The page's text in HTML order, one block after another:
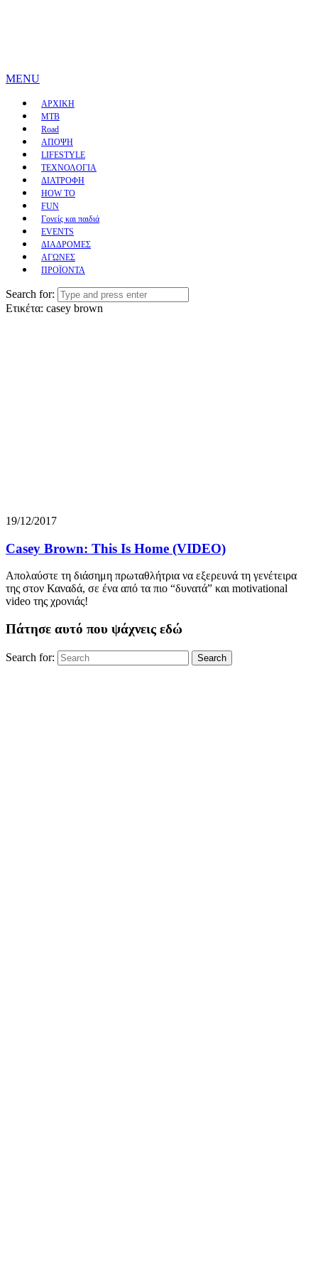
MENU
ΑΡΧΙΚΗ
MTB
Road
ΑΠΟΨΗ
LIFESTYLE
ΤΕΧΝΟΛΟΓΙΑ
ΔΙΑΤΡΟΦΗ
HOW TO
FUN
Γονείς και παιδιά
EVENTS
ΔΙΑΔΡΟΜΕΣ
ΑΓΩΝΕΣ
ΠΡΟΪΟΝΤΑ
Search for:
Ετικέτα: casey brown
19/12/2017
Casey Brown: This Is Home (VIDEO)
Απολαύστε τη διάσημη πρωταθλήτρια να εξερευνά τη γενέτειρα
της στον Καναδά, σε ένα από τα πιο “δυνατά” και motivational
video της χρονιάς!
Πάτησε αυτό που ψάχνεις εδώ
Search for: Search